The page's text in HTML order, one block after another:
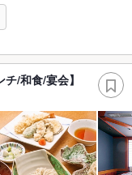
/和食/宴会】